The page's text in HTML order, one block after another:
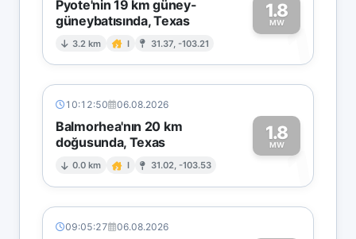
Pyote'nin 19 km güney-
güneybatısında, Texas
3.2 km I 31.37, -103.21
1.8
MW1
10:12:50 06.08.2026
Balmorhea'nın 20 km
doğusunda, Texas
0.0 km I 31.02, -103.53
1.8
MW1
09:05:27 06.08.2026